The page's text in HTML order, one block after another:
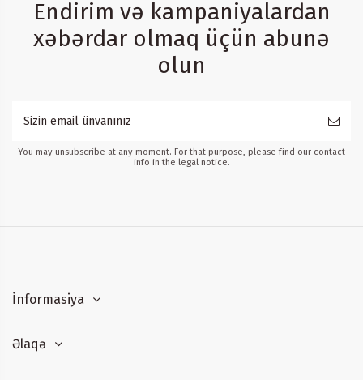
Endirim və kampaniyalardan
xəbərdar olmaq üçün abunə
olun
You may unsubscribe at any moment. For that purpose, please find our contact
info in the legal notice.
İnformasiya
Əlaqə